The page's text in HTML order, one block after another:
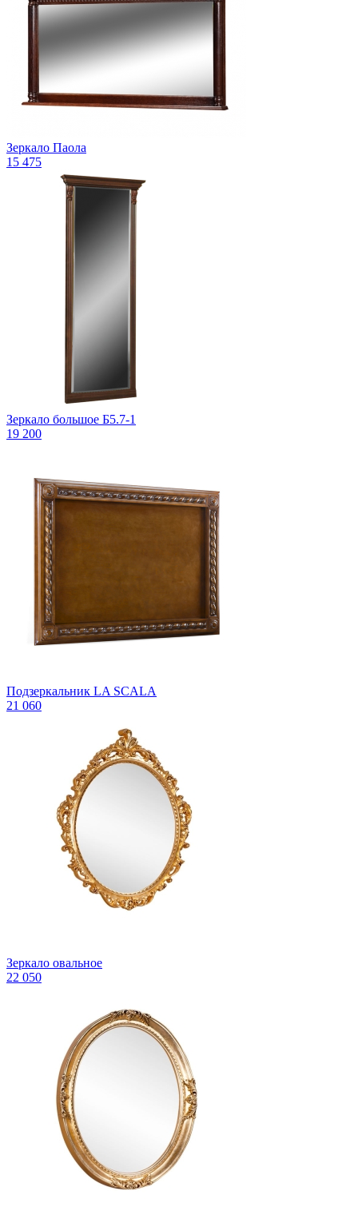
Зеркало Паола
15 475
Зеркало большое Б5.7-1
19 200
Подзеркальник LA SCALA
21 060
Зеркало овальное
22 050